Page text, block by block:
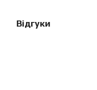
Відгуки